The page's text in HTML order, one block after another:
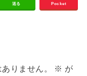
送る Pocket
りません。 ※ が